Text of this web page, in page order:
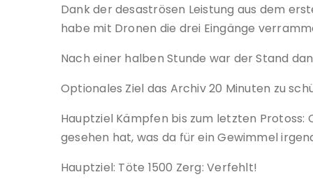
Dank der desaströsen Leistung aus dem
habe mit Dronen die drei Eingänge
Nach einer halben Stunde war der Stand
Optionales Ziel das Archiv 20 Minuten zu
Hauptziel Kämpfen bis zum letzten
gesehen hat, was da für ein Gewimmel
Hauptziel: Töte 1500 Zerg: Verfehlt!